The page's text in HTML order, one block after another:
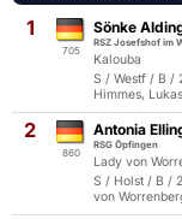
1
705
Sönke
RSZ Josefshof im
Kalouba
S / Westf / B /
Himmes,
2
860
Antonia
RSG Öpfingen
Lady von
S / Holst / B /
von